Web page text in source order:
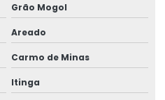
Grão Mogol
Areado
Carmo de Minas
Itinga